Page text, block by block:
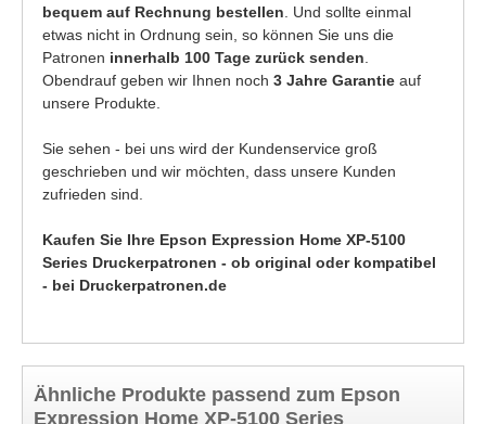
bequem auf Rechnung bestellen . Und sollte einmal
etwas nicht in Ordnung sein, so können Sie uns die
Patronen innerhalb 100 Tage zurück senden
Obendrauf geben wir Ihnen noch 3 Jahre Garantie auf
unsere Produkte.
Sie sehen - bei uns wird der Kundenservice groß
geschrieben und wir möchten, dass unsere Kunden
zufrieden sind.
Kaufen Sie Ihre Epson Expression Home XP-5100
Series Druckerpatronen - ob original oder kompatibel
- bei Druckerpatronen.de
Ähnliche Produkte passend zum Epson
Expression Home XP-5100 Series